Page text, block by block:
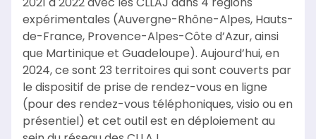
expérimentales (Auvergne-Rhône-Alpes, Hauts-
de-France, Provence-Alpes-Côte d’Azur, ainsi
que Martinique et Guadeloupe). Aujourd’hui, en
2024, ce sont 23 territoires qui sont couverts par
le dispositif de prise de rendez-vous en ligne
(pour des rendez-vous téléphoniques, visio ou en
présentiel) et cet outil est en déploiement au